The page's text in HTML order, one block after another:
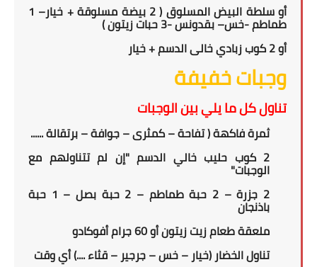
أو سلطة البيض المسلوق ( 2 بيضة مسلوقة + خيار
–
1
طماطم-خس– بقدونس -3حبات زيتون)
أو 2 كوب زبادي خالى الدسم + خيار
وجبات خفيفة
تناول كل ما يلي بين الوجبات
ثمرة فاكهة( تفاحة – كمثرى –جوافة – برتقالة ......
2 كوب حليب خالي الدسم "إن لم تتناولهم مع
الوجبات"
2 جزرة – 2 حبة طماطم – 2 حبة بصل – 1 حبة
باذنجان
ملعقة طعام زيت زيتون أو 60 جرام أفوكادو
تناول الخضار (خيار – خس – جرجير – قثاء ....) أي وقت